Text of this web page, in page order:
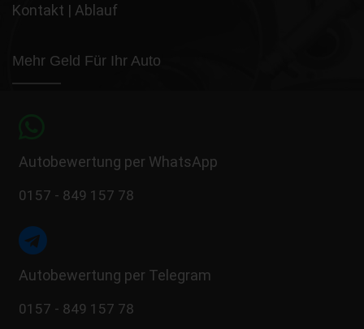
Kontakt | Ablauf
Mehr Geld Für Ihr Auto
Autobewertung per WhatsApp
0157 - 849 157 78
Autobewertung per Telegram
0157 - 849 157 78